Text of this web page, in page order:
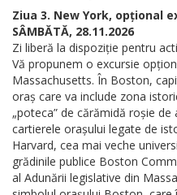
Ziua 3. New York, opțional
SÂMBĂTĂ, 28.11.2026
Zi liberă la dispoziție pentru
Vă propunem o excursie
Massachusetts. În Boston,
oraș care va include zona
„poteca” de cărămidă roșie
cartierele orașului legate de
Harvard, cea mai veche
grădinile publice Boston
al Adunării legislative din